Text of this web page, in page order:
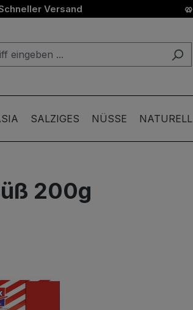
Versand 🥨
SALZIGES NÜSSE NATURELL
200g